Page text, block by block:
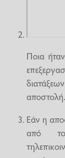
Ποια
αποστολή.
Εάν η
από